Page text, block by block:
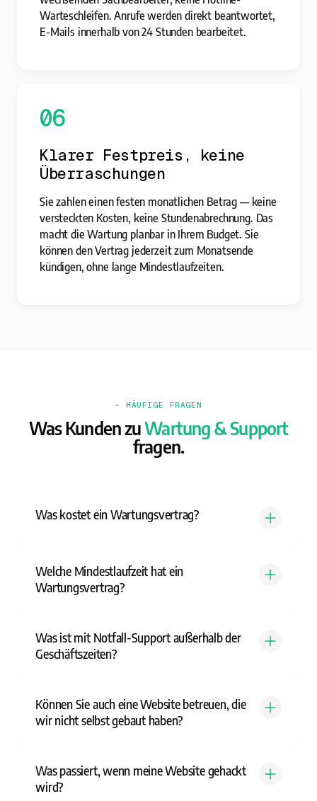
Warteschleifen. Anrufe werden direkt beantwortet,
E-Mails innerhalb von 24 Stunden bearbeitet.
06
Klarer Festpreis, keine
Überraschungen
Sie zahlen einen festen monatlichen Betrag — keine
versteckten Kosten, keine Stundenabrechnung. Das
macht die Wartung planbar in Ihrem Budget. Sie
können den Vertrag jederzeit zum Monatsende
kündigen, ohne lange Mindestlaufzeiten.
— HÄUFIGE FRAGEN
Was Kunden zuWartung & Support
fragen.
Was kostet ein Wartungsvertrag?
Welche Mindestlaufzeit hat ein
Wartungsvertrag?
Was ist mit Notfall-Support außerhalb der
Geschäftszeiten?
Können Sie auch eine Website betreuen, die
wir nicht selbst gebaut haben?
Was passiert, wenn meine Website gehackt
wird?